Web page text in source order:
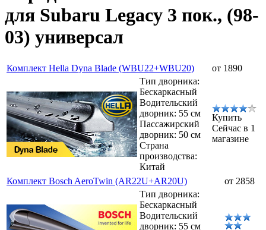
для Subaru Legacy 3 пок., (98-
03) универсал
Комплект Hella Dyna Blade (WBU22+WBU20)
от 1890
Тип дворника:
Бескаркасный
Водительский
дворник: 55 см
Пассажирский
дворник: 50 см
Страна
производства:
Китай
Купить
Сейчас в 1
магазине
Комплект Bosch AeroTwin (AR22U+AR20U)
от 2858
Тип дворника:
Бескаркасный
Водительский
дворник: 55 см